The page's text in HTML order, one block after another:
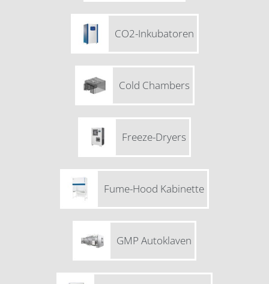
CO2-Inkubatoren
Cold Chambers
Freeze-Dryers
Fume-Hood Kabinette
GMP Autoklaven